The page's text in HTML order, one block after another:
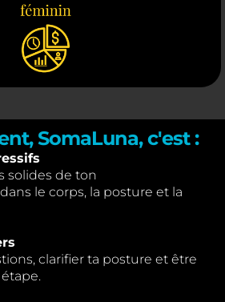
SomaLuna, c'est :
solides de ton
le corps, la posture et la
clarifier ta posture et être